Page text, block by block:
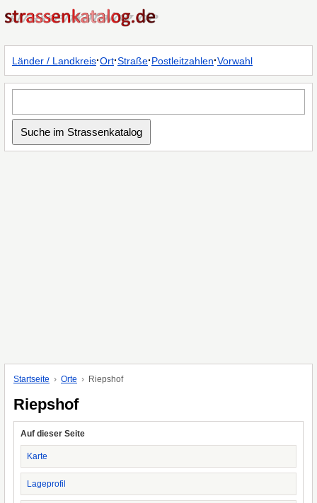
Länder / Landkreis·Ort·Straße·Postleitzahlen·Vorwahl
Startseite Orte Riepshof
Riepshof
Auf dieser Seite
Karte
Lageprofil